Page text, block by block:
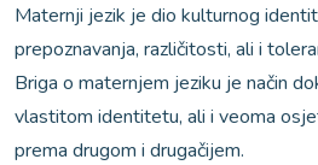
Maternji jezik je dio kulturnog
prepoznavanja, različitosti, ali i
Briga o maternjem jeziku je način
vlastitom identitetu, ali i veoma
prema drugom i drugačijem.